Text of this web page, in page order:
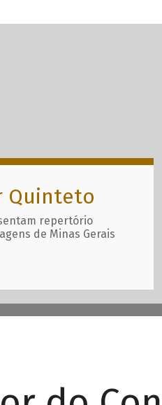
Quinteto
repertório
de Minas Gerais